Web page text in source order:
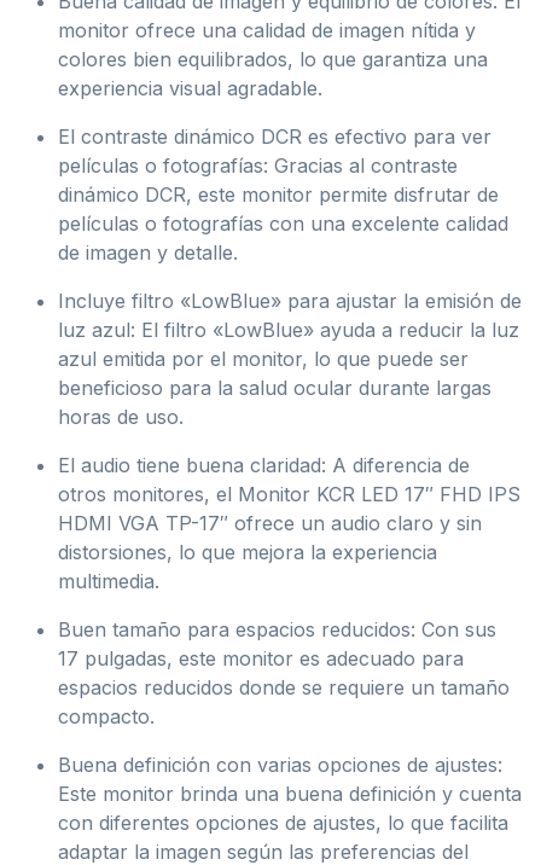
monitor ofrece una calidad de imagen nítida y
colores bien equilibrados, lo que garantiza una
experiencia visual agradable.
El contraste dinámico DCR es efectivo para ver
películas o fotografías: Gracias al contraste
dinámico DCR, este monitor permite disfrutar de
películas o fotografías con una excelente calidad
de imagen y detalle.
Incluye filtro «LowBlue» para ajustar la emisión de
luz azul: El filtro «LowBlue» ayuda a reducir la luz
azul emitida por el monitor, lo que puede ser
beneficioso para la salud ocular durante largas
horas de uso.
El audio tiene buena claridad: A diferencia de
otros monitores, el Monitor KCR LED 17″ FHD IPS
HDMI VGA TP-17″ ofrece un audio claro y sin
distorsiones, lo que mejora la experiencia
multimedia.
Buen tamaño para espacios reducidos: Con sus
17 pulgadas, este monitor es adecuado para
espacios reducidos donde se requiere un tamaño
compacto.
Buena definición con varias opciones de ajustes:
Este monitor brinda una buena definición y cuenta
con diferentes opciones de ajustes, lo que facilita
adaptar la imagen según las preferencias del